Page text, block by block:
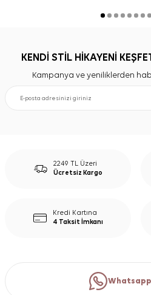
KENDİ STİL HİKAYENİ
Kampanya ve yeniliklerden
2249 TL Üzeri
Ücretsiz Kargo
Kredi Kartına
4 Taksit İmkanı